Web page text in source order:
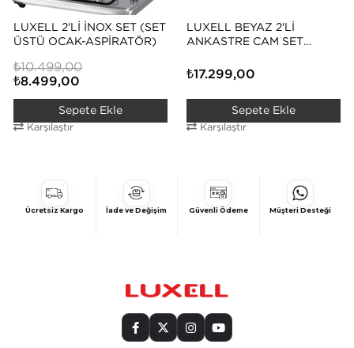
LUXELL 2'Lİ İNOX SET (SET
ÜSTÜ OCAK-ASPİRATÖR)
₺8.499,00
₺10.499,00
Sepete Ekle
Karşılaştır
LUXELL BEYAZ 2'Lİ
ANKASTRE CAM SET
PLATİNUM FIRIN)
₺17.299,00
Sepete Ekle
Karşılaştır
Ücretsiz Kargo İade ve Değişim Güvenli Ödeme Müşteri Desteği